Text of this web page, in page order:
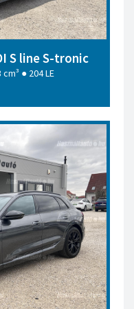
S line S-tronic
● 204 LE